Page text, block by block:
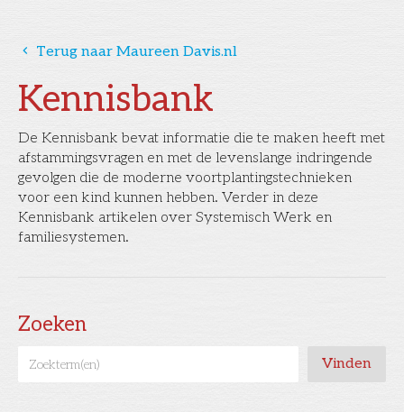
Kennisbank
De Kennisbank bevat informatie die te maken heeft met
afstammingsvragen en met de levenslange indringende
gevolgen die de moderne voortplantingstechnieken
voor een kind kunnen hebben. Verder in deze
Kennisbank artikelen over Systemisch Werk en
familiesystemen.
Zoeken
󰅁 Terug naar Maureen Davis.nl